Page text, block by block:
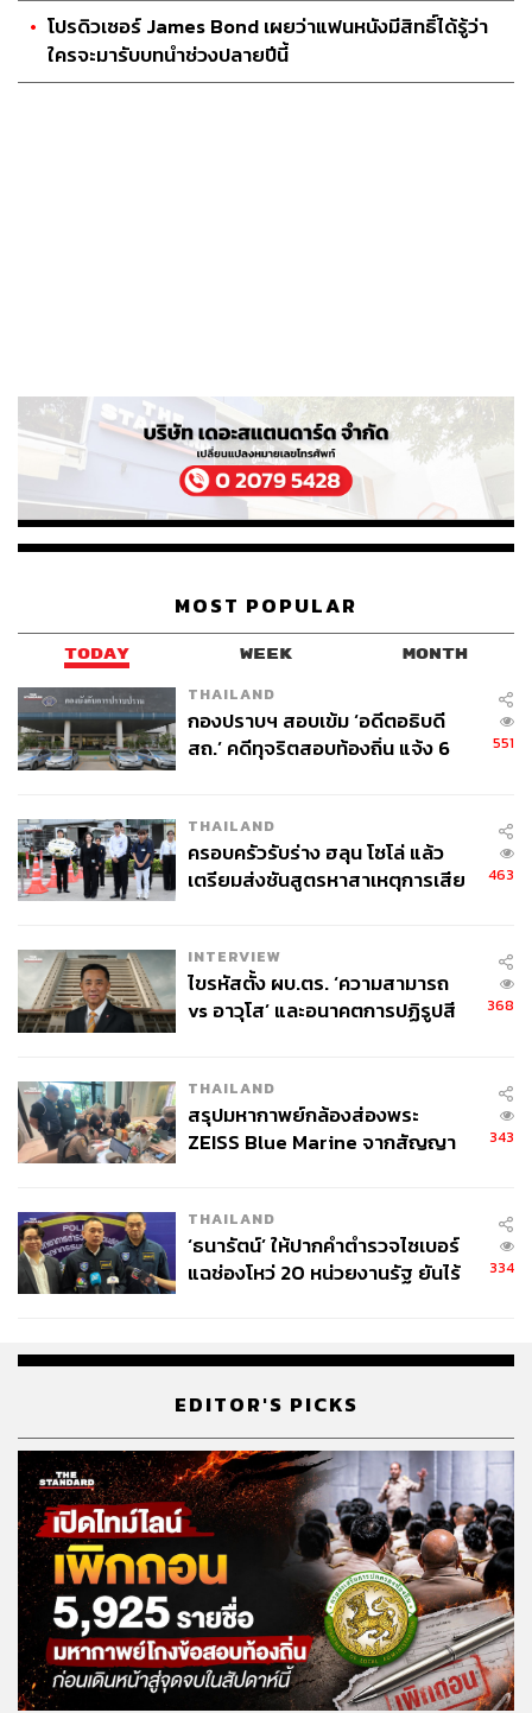
โปรดิวเซอร์ James Bond เผยว่าแฟนหนังมีสิทธิ์ได้รู้ว่า
ใครจะมารับบทนำช่วงปลายปีนี้
MOST POPULAR
TODAY WEEK MONTH
THAILAND
กองปราบฯ สอบเข้ม ‘อดีตอธิบดี
สถ.’ คดีทุจริตสอบท้องถิ่น แจ้ง 6
551
THAILAND
ครอบครัวรับร่าง ฮลุน โซโล่ แล้ว
เตรียมส่งชันสูตรหาสาเหตุการเสีย
463
INTERVIEW
ไขรหัสตั้ง ผบ.ตร. ‘ความสามารถ
vs อาวุโส’ และอนาคตการปฏิรูปสี
368
THAILAND
สรุปมหากาพย์กล้องส่องพระ
ZEISS Blue Marine จากสัญญา
จ่ายหนี้-แอบระบุแบรนด์
343
THAILAND
‘ธนารัตน์’ ให้ปากคำตำรวจไซเบอร์
แฉช่องโหว่ 20 หน่วยงานรัฐ ยันไร้
334
EDITOR'S PICKS